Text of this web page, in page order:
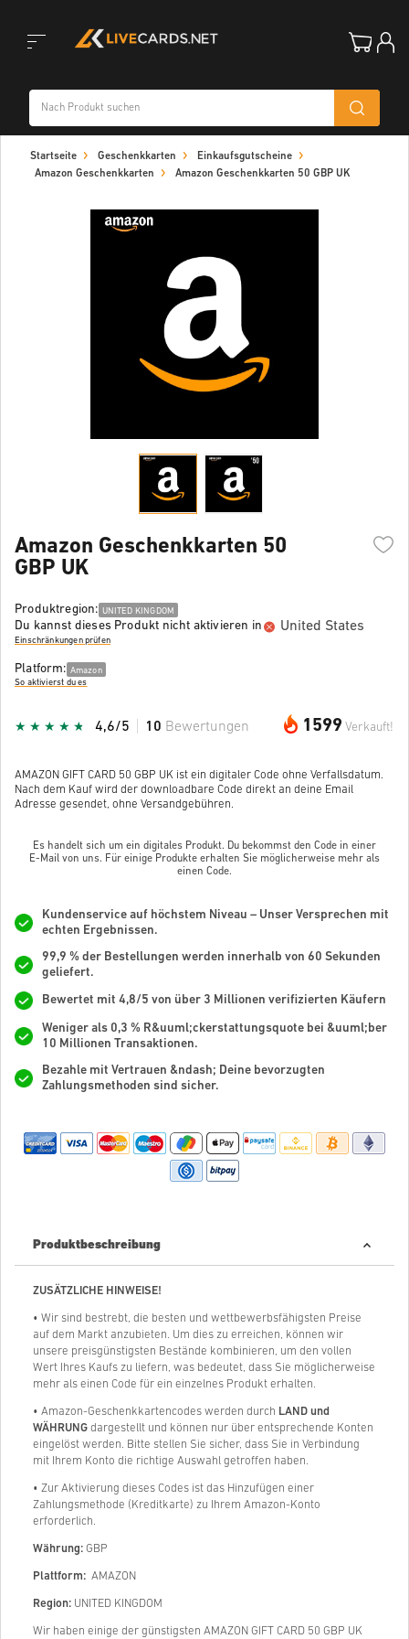
navigation
Startseite Geschenkkarten
Einkaufsgutscheine
Amazon Geschenkkarten
Amazon Geschenkkarten 50 GBP UK
Amazon Geschenkkarten 50
GBP UK
Produktregion: UNITED KINGDOM
Du kannst dieses Produkt nicht aktivieren in United States
Einschränkungen prüfen
Platform: Amazon
So aktivierst du es
1599 Verkauft!
4,6/5 10 Bewertungen
AMAZON GIFT CARD 50 GBP UK ist ein digitaler Code ohne Verfallsdatum.
Nach dem Kauf wird der downloadbare Code direkt an deine Email
Adresse gesendet, ohne Versandgebühren.
Es handelt sich um ein digitales Produkt. Du bekommst den Code in einer
E-Mail von uns. Für einige Produkte erhalten Sie möglicherweise mehr als
einen Code.
Kundenservice auf höchstem Niveau – Unser Versprechen mit
echten Ergebnissen.
99,9 % der Bestellungen werden innerhalb von 60 Sekunden
geliefert.
Bewertet mit 4,8/5 von über 3 Millionen verifizierten Käufern
Weniger als 0,3 % R&uuml;ckerstattungsquote bei &uuml;ber
10 Millionen Transaktionen.
Bezahle mit Vertrauen &ndash; Deine bevorzugten
Zahlungsmethoden sind sicher.
Produktbeschreibung
ZUSÄTZLICHE HINWEISE!
• Wir sind bestrebt, die besten und wettbewerbsfähigsten Preise
auf dem Markt anzubieten. Um dies zu erreichen, können wir
unsere preisgünstigsten Bestände kombinieren, um den vollen
Wert Ihres Kaufs zu liefern, was bedeutet, dass Sie möglicherweise
mehr als einen Code für ein einzelnes Produkt erhalten.
• Amazon-Geschenkkartencodes werden durch LAND und
WÄHRUNG dargestellt und können nur über entsprechende Konten
eingelöst werden. Bitte stellen Sie sicher, dass Sie in Verbindung
mit Ihrem Konto die richtige Auswahl getroffen haben.
• Zur Aktivierung dieses Codes ist das Hinzufügen einer
Zahlungsmethode (Kreditkarte) zu Ihrem Amazon-Konto
erforderlich.
Währung: GBP
Plattform: AMAZON
Region: UNITED KINGDOM
Wir haben einige der günstigsten AMAZON GIFT CARD 50 GBP UK